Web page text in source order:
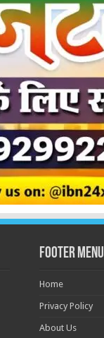
Footer Menu
Home
Privacy Policy
About Us